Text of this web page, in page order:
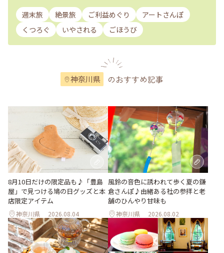
週末旅 絶景旅 ご利益めぐり
アートさんぽ
くつろぐ
いやされる ごほうび
神奈川県 のおすすめ記事
8月10日だけの限定品も♪「豊島
屋」で見つける鳩の日グッズと本
店限定アイテム
神奈川県 2026.08.04
風鈴の音色に誘われて歩く夏の鎌
倉さんぽ♪由緒ある社の参拝と老
舗のひんやり甘味も
神奈川県 2026.08.02